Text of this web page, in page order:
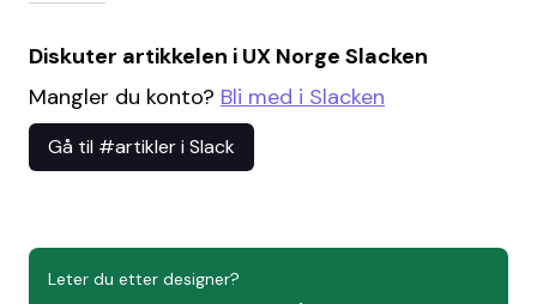
Diskuter artikkelen i UX Norge Slacken
Mangler du konto? Bli med i Slacken
Gå til #artikler i Slack
Leter du etter designer?